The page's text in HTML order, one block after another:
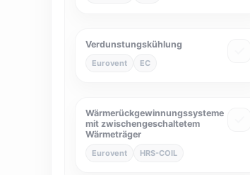
Verdunstungskühlung
Eurovent EC
Wärmerückgewinnungssysteme
mit zwischengeschaltetem
Wärmeträger
Eurovent HRS-COIL